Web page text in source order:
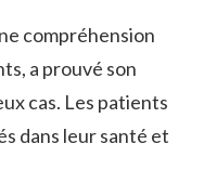
compréhension
a prouvé son
cas. Les patients
dans leur santé et